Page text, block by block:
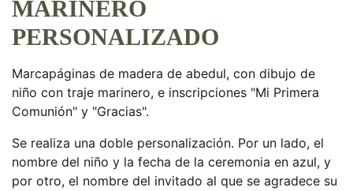
MARINERO
PERSONALIZADO
Marcapáginas de madera de abedul, con dibujo de
niño con traje marinero, e inscripciones "Mi Primera
Comunión" y "Gracias".
Se realiza una doble personalización. Por un lado, el
nombre del niño y la fecha de la ceremonia en azul, y
por otro, el nombre del invitado al que se agradece su